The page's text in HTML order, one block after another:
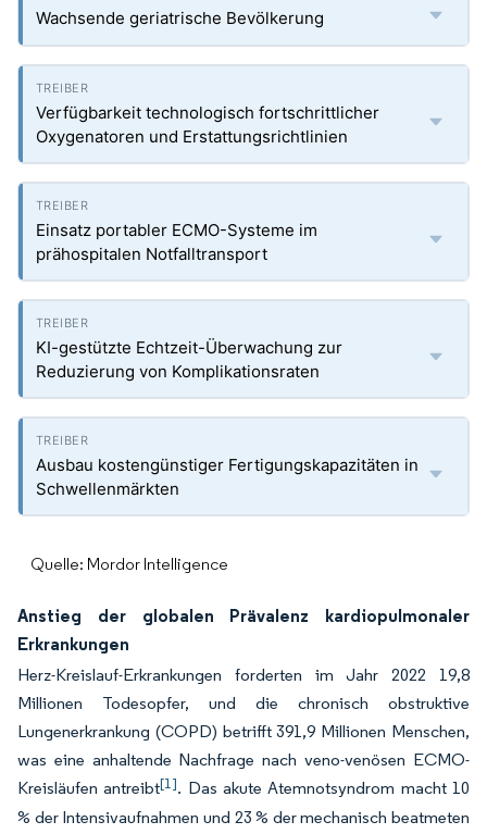
Wachsende geriatrische Bevölkerung
Verfügbarkeit technologisch fortschrittlicher
Oxygenatoren und Erstattungsrichtlinien
Einsatz portabler ECMO-Systeme im
prähospitalen Notfalltransport
KI-gestützte Echtzeit-Überwachung zur
Reduzierung von Komplikationsraten
Ausbau kostengünstiger Fertigungskapazitäten in
Schwellenmärkten
Quelle: Mordor Intelligence
Anstieg der globalen Prävalenz kardiopulmonaler
Erkrankungen
Herz-Kreislauf-Erkrankungen forderten im Jahr 2022 19,8
Millionen Todesopfer, und die chronisch obstruktive
Lungenerkrankung (COPD) betrifft 391,9 Millionen Menschen,
was eine anhaltende Nachfrage nach veno-venösen ECMO-
Kreisläufen antreibt[1]. Das akute Atemnotsyndrom macht 10
% der Intensivaufnahmen und 23 % der mechanisch beatmeten